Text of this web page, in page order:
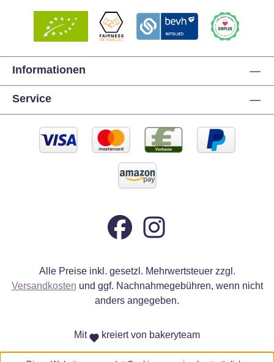
Informationen
Service
Alle Preise inkl. gesetzl. Mehrwertsteuer zzgl.
Versandkosten und ggf. Nachnahmegebühren, wenn nicht
anders angegeben.
Mit kreiert von bakeryteam